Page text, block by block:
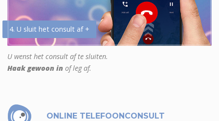
4. U sluit het consult af +
U wenst het consult af te sluiten.
Haak gewoon in of leg af.
ONLINE TELEFOONCONSULT